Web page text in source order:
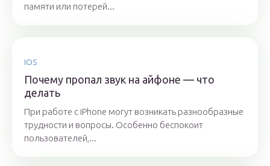
памяти или потерей...
IOS
Почему пропал звук на айфоне — что
делать
При работе с iPhone могут возникать разнообразные
трудности и вопросы. Особенно беспокоит
пользователей,...